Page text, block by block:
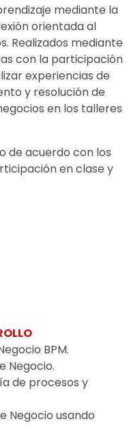
mediante la
orientada al
Realizados mediante
con la participación
experiencias de
y resolución de
en los talleres
de acuerdo con los
en clase y
BPM.
Negocio.
de procesos y
Negocio usando